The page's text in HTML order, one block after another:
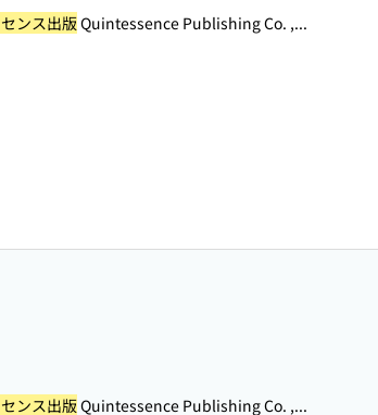
ンス出版Quintessence Publishing Co. ,...
ンス出版Quintessence Publishing Co. ,...